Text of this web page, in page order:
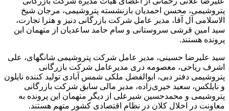
پتروشیمی، محسن احمدیان بازنشسته پتروشیمی، مرجان شیخ
الاسلامی آل آقا، مدیر عامل شرکت بازرگانی دنیز و هترا تجارت،
سید امین قرشی سروستانی و سام حامد ساعدیان از متهمان این
پرونده هستند.
سید علیرضا حسینی، مدیر عامل شرکت پتروشیمی شانگهای، علی
اشرف ریاحی، معصومه دری مدیرعامل شرکت بازرگانی
پتروشیمی دفتر دبی، ابوالفضل ملکی شمس آبادی تولید کننده نایلون
و نایلکس، سعید خیری‌زاده، مدیر مالی سابق شرکت بازرگانی
پتروشیمی و محمدحسین شیرعلی از دیگر متهمان این پرونده به
معاونت در اخلال کلان در نظام اقتصادی کشور متهم هستند.